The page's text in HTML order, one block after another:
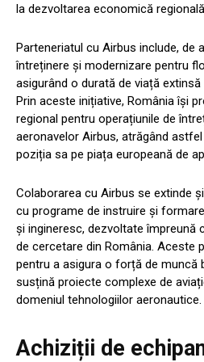
la dezvoltarea economică
Parteneriatul cu Airbus include, de
întreținere și modernizare pentru
asigurând o durată de viață
Prin aceste inițiative, România își
regional pentru operațiunile de
aeronavelor Airbus, atrăgând
poziția sa pe piața europeană de
Colaborarea cu Airbus se extinde
cu programe de instruire și
și ingineresc, dezvoltate împreună
de cercetare din România. Aceste
pentru a asigura o forță de muncă
susțină proiecte complexe de
domeniul tehnologiilor aeronautice.
Achiziții de